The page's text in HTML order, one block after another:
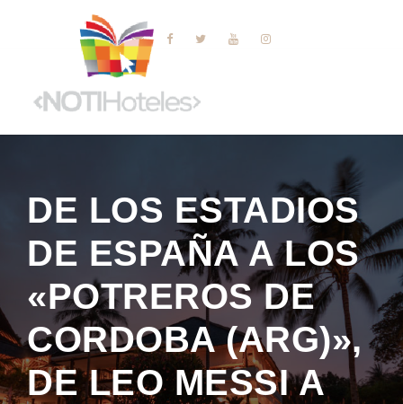
DE LOS ESTADIOS
DE ESPAÑA A LOS
«POTREROS DE
CORDOBA (ARG)»,
DE LEO MESSI A